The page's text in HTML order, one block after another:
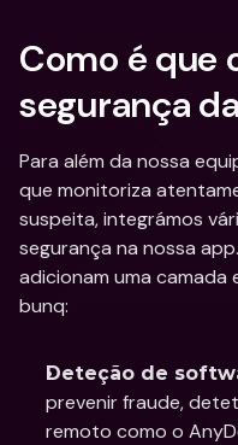
Como é que
segurança
Para além da nossa
que monitoriza
suspeita, integrámos
segurança na nossa
adicionam uma
bunq:
Deteção de
prevenir fraude,
remoto como o